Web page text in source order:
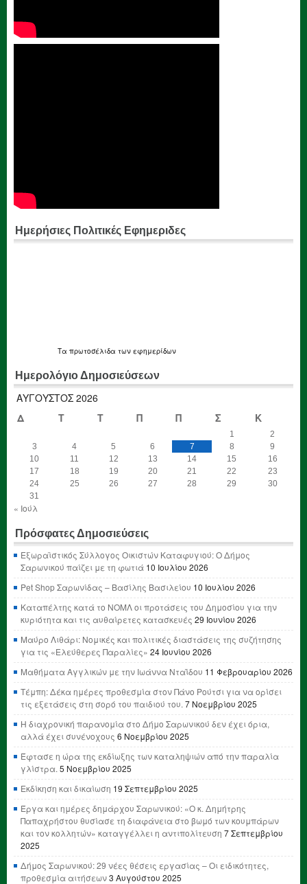
Ημερήσιες Πολιτικές Εφημεριδες
Τα πρωτοσέλιδα των εφημερίδων
Ημερολόγιο Δημοσιεύσεων
ΑΎΓΟΥΣΤΟΣ 2026
Δ
Τ Τ Π Π Σ Κ
1
2
3
4 5 6 7 8
9
10
11 12 13 14 15
16
17
18 19 20 21 22
23
24
25 26 27 28 29
30
31
« Ιούλ
Πρόσφατες Δημοσιεύσεις
Εξωραϊστικός Σύλλογος Οικιστών Καταφυγιού: Ο Δήμος
Σαρωνικού παίζει με τη φωτιά 10 Ιουλίου 2026
Pet Shop Σαρωνίδας – Βασίλης Βασιλείου 10 Ιουλίου 2026
Καταπέλτης κατά το ΝΟΜΛ οι προτάσεις του Δημοσίου για την
κυριότητα και τις αυθαίρετες κατασκευές 29 Ιουνίου 2026
Μαύρο Λιθάρι: Νομικές και πολιτικές διαστάσεις της συζήτησης
για τις «Ελεύθερες Παραλίες» 24 Ιουνίου 2026
Μαθήματα Αγγλικών με την Ιωάννα Νταΐδου 11 Φεβρουαρίου 2026
Τέμπη: Δέκα ημέρες προθεσμία στον Πάνο Ρούτσι για να ορίσει
τις εξετάσεις στη σορό του παιδιού του. 7 Νοεμβρίου 2025
Η διαχρονική παρανομία στο Δήμο Σαρωνικού δεν έχει όρια,
αλλά έχει συνένοχους 6 Νοεμβρίου 2025
Έφτασε η ώρα της εκδίωξης των καταληψιών από την παραλία
γλίστρα. 5 Νοεμβρίου 2025
Εκδίκηση και δικαίωση 19 Σεπτεμβρίου 2025
Έργα και ημέρες δημάρχου Σαρωνικού: «Ο κ. Δημήτρης
Παπαχρήστου θυσίασε τη διαφάνεια στο βωμό των κουμπάρων
και τον κολλητών» καταγγέλλει η αντιπολίτευση 7 Σεπτεμβρίου
2025
Δήμος Σαρωνικού: 29 νέες θέσεις εργασίας – Οι ειδικότητες,
προθεσμία αιτήσεων3 Αυγούστου 2025